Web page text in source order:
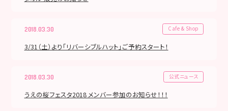
2018.03.30 Cafe & Shop
3/31（土）より「リバーシブルハット」ご予約スタート！
2018.03.30 公式ニュース
うえの桜フェスタ2018 メンバー参加のお知らせ！！！